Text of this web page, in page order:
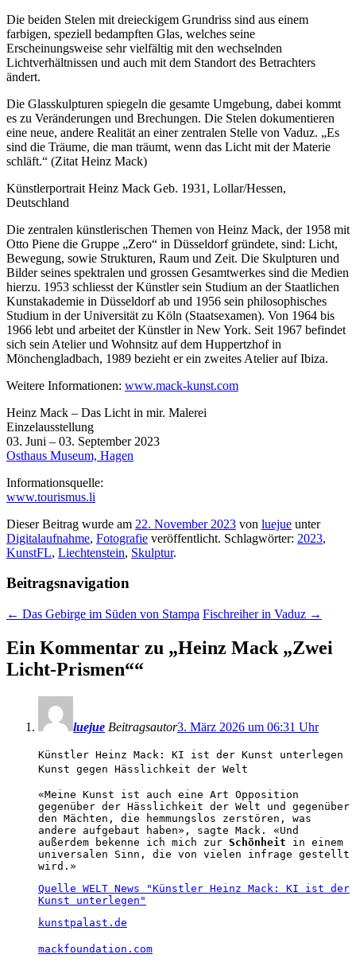
Die beiden Stelen mit dreieckigem Grundriss sind aus einem
farbigen, speziell bedampften Glas, welches seine
Erscheinungsweise sehr vielfältig mit den wechselnden
Lichtverhältnissen und auch mit dem Standort des Betrachters
ändert.
Die Glasskulpturen spiegeln die gesamte Umgebung, dabei kommt
es zu Veränderungen und Brechungen. Die Stelen dokumentieren
eine neue, andere Realität an einer zentralen Stelle von Vaduz. „Es
sind die Träume, die man träumt, wenn das Licht mit der Materie
schläft.“ (Zitat Heinz Mack)
Künstlerportrait Heinz Mack Geb. 1931, Lollar/Hessen,
Deutschland
Die zentralen künstlerischen Themen von Heinz Mack, der 1958 mit
Otto Piene die Gruppe „Zero“ in Düsseldorf gründete, sind: Licht,
Bewegung, sowie Strukturen, Raum und Zeit. Die Skulpturen und
Bilder seines spektralen und grossen Gesamtwerkes sind die Medien
hierzu. 1953 schliesst der Künstler sein Studium an der Staatlichen
Kunstakademie in Düsseldorf ab und 1956 sein philosophisches
Studium in der Universität zu Köln (Staatsexamen). Von 1964 bis
1966 lebt und arbeitet der Künstler in New York. Seit 1967 befindet
sich sein Atelier und Wohnsitz auf dem Huppertzhof in
Mönchengladbach, 1989 bezieht er ein zweites Atelier auf Ibiza.
Weitere Informationen: www.mack-kunst.com
Heinz Mack – Das Licht in mir. Malerei
Einzelausstellung
03. Juni – 03. September 2023
Osthaus Museum, Hagen
Informationsquelle:
www.tourismus.li
Dieser Beitrag wurde am 22. November 2023 von luejue unter
Digitalaufnahme, Fotografie veröffentlicht. Schlagwörter: 2023,
KunstFL, Liechtenstein, Skulptur.
Beitragsnavigation
← Das Gebirge im Süden von Stampa Fischreiher in Vaduz →
Ein Kommentar zu „Heinz Mack „Zwei
Licht-Prismen““
luejue Beitragsautor3. März 2026 um 06:31 Uhr
Künstler Heinz Mack: KI ist der Kunst unterlegen
Kunst gegen Hässlichkeit der Welt
«Meine Kunst ist auch eine Art Opposition
gegenüber der Hässlichkeit der Welt und gegenüber
den Mächten, die hemmungslos zerstören, was
andere aufgebaut haben», sagte Mack. «Und
außerdem bekenne ich mich zur Schönheit in einem
universalen Sinn, die von vielen infrage gestellt
wird.»
Quelle WELT News "Künstler Heinz Mack: KI ist der
Kunst unterlegen"
kunstpalast.de
mackfoundation.com